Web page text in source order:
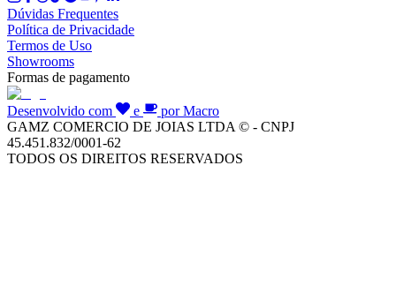
Dúvidas Frequentes
Política de Privacidade
Termos de Uso
Showrooms
Formas de pagamento
Desenvolvido com e
por Macro
GAMZ COMERCIO DE JOIAS LTDA © - CNPJ
45.451.832/0001-62
TODOS OS DIREITOS RESERVADOS